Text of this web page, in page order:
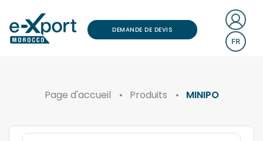
DEMANDE DE DEVIS
FR
Page d'accueil Produits MINIPO